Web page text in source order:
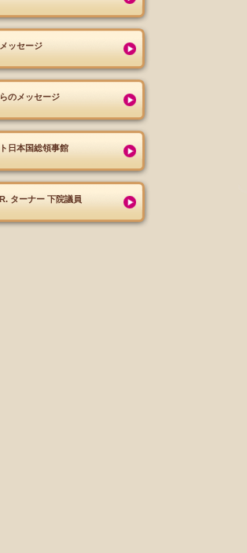
ッセージ
のメッセージ
日本国総領事館
ターナー 下院議員